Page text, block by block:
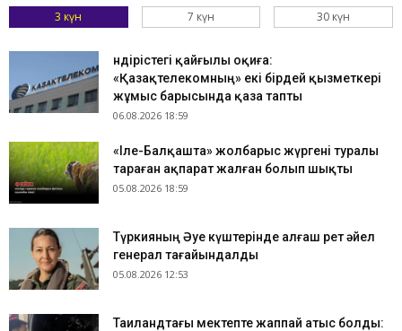
3 күн 7 күн 30 күн
Өндірістегі қайғылы оқиға:
«Қазақтелекомның» екі бірдей қызметкері
жұмыс барысында қаза тапты
06.08.2026 18:59
«Іле-Балқашта» жолбарыс жүргені туралы
тараған ақпарат жалған болып шықты
05.08.2026 18:59
Түркияның Әуе күштерінде алғаш рет әйел
генерал тағайындалды
05.08.2026 12:53
Таиландтағы мектепте жаппай атыс болды: